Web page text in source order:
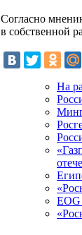
Согласно
в собственной
На
EOG